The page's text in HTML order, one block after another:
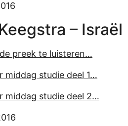
– Israël
preek te luisteren…
middag studie deel 1…
middag studie deel 2…